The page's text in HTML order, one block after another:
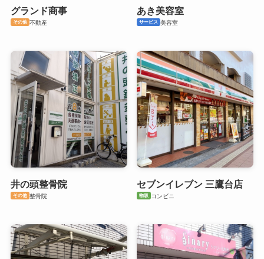
グランド商事
その他 不動産
あき美容室
サービス 美容室
井の頭整骨院
その他 整骨院
セブンイレブン 三鷹台店
物販 コンビニ